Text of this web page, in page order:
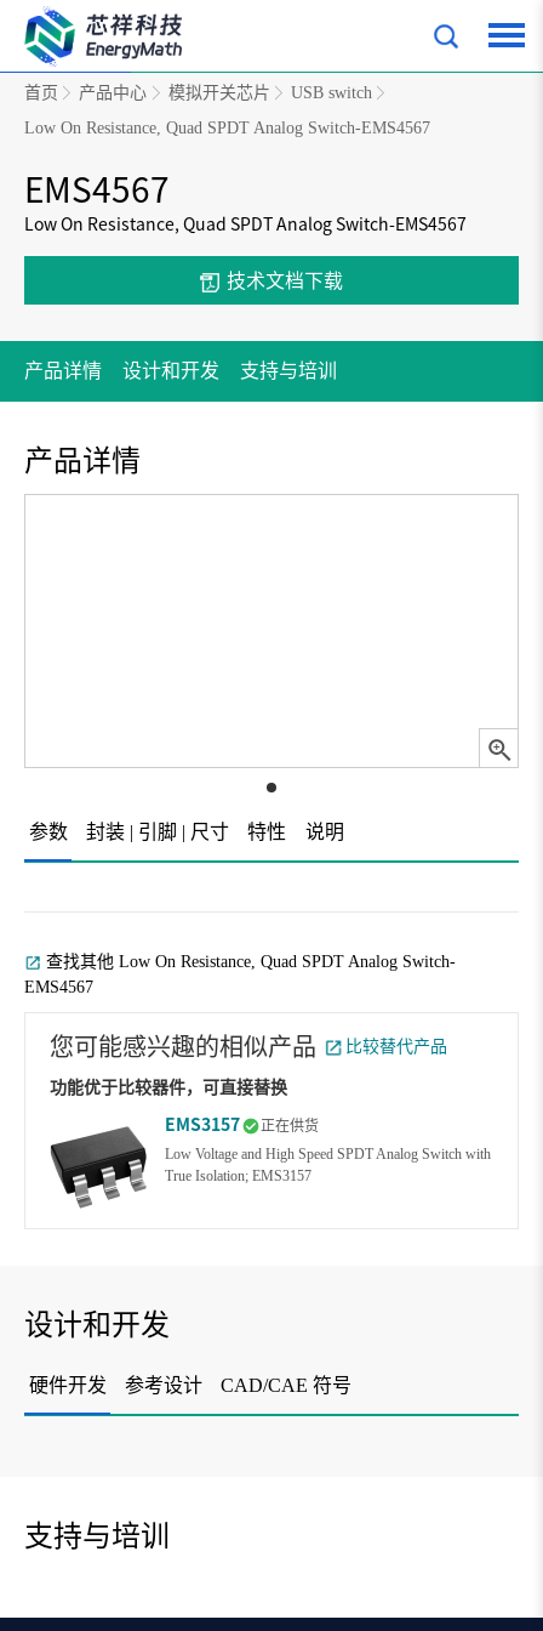
首页 产品中心 模拟开关芯片
USB switch
Low On Resistance, Quad SPDT Analog Switch-EMS4567
EMS4567
Low On Resistance, Quad SPDT Analog Switch-EMS4567
技术文档下载
产品详情 设计和开发 支持与培训
产品详情
参数 封装 | 引脚 | 尺寸 特性 说明
查找其他 Low On Resistance, Quad SPDT Analog Switch-
EMS4567
您可能感兴趣的相似产品 比较替代产品
功能优于比较器件，可直接替换
EMS3157
正在供货
Low Voltage and High Speed SPDT Analog Switch with
True Isolation; EMS3157
设计和开发
硬件开发 参考设计 CAD/CAE 符号
支持与培训